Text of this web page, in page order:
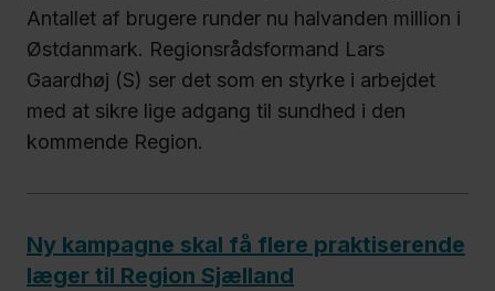
Antallet af brugere runder nu halvanden million i
Østdanmark. Regionsrådsformand Lars
Gaardhøj (S) ser det som en styrke i arbejdet
med at sikre lige adgang til sundhed i den
kommende Region.
Ny kampagne skal få flere praktiserende
læger til Region Sjælland